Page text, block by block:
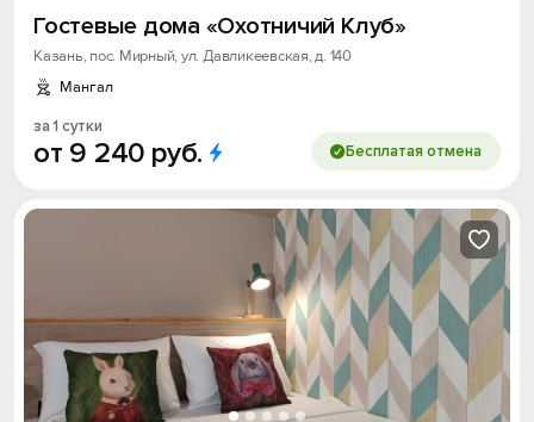
Гостевые дома «Охотничий Клуб»
Казань, пос. Мирный, ул. Давликеевская, д. 140
Мангал
за 1 сутки
от 9 240 руб. Бесплатая отмена